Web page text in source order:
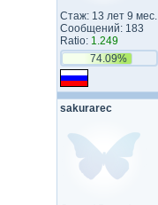
Стаж: 13 лет 9 мес.
Сообщений: 183
Ratio: 1.249
74.09%
sakurarec